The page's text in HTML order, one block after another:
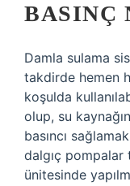
BASINÇ
Damla sulama
takdirde hemen
koşulda
olup, su
basıncı
dalgıç
ünitesinde